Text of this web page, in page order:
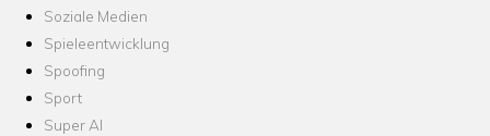
Soziale Medien
Spieleentwicklung
Spoofing
Sport
Super AI